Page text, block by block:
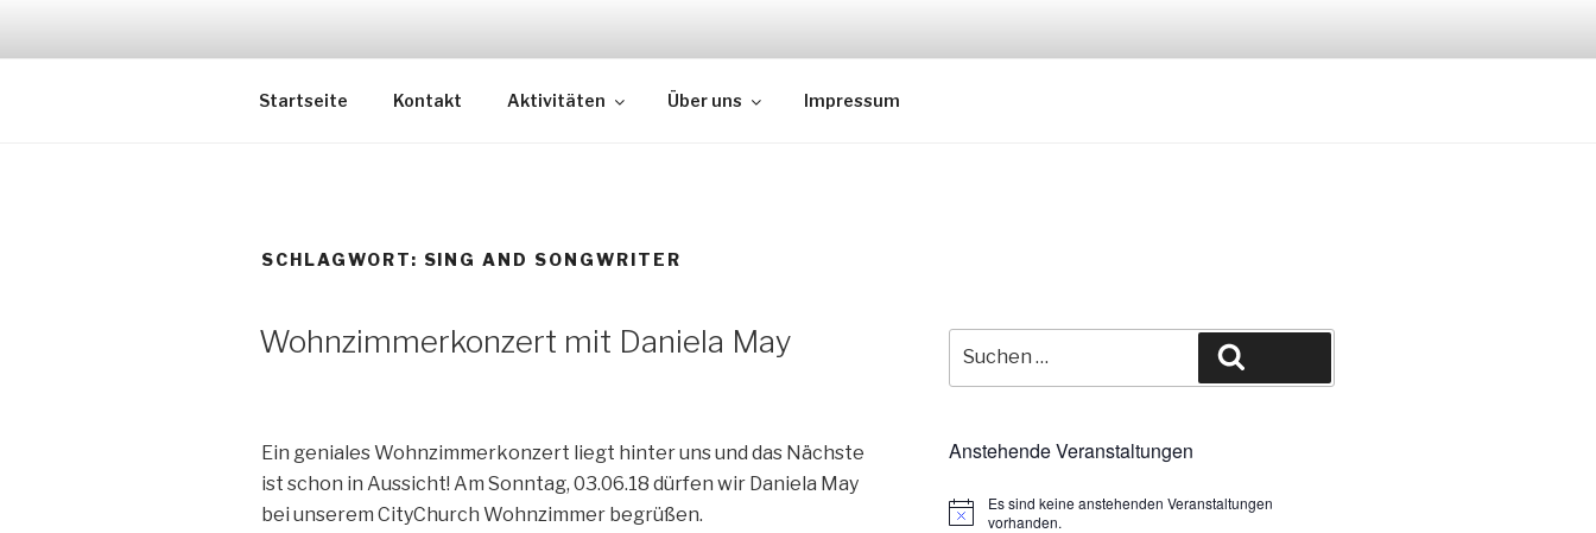
CITYCHURCH FREIBURG
Startseite Kontakt Aktivitäten Über uns Impressum
SCHLAGWORT: SING AND SONGWRITER
Wohnzimmerkonzert mit Daniela May
Ein geniales Wohnzimmerkonzert liegt hinter uns und das Nächste
ist schon in Aussicht! Am Sonntag, 03.06.18 dürfen wir Daniela May
bei unserem CityChurch Wohnzimmer begrüßen.
nach:
Anstehende Veranstaltungen
Es sind keine anstehenden Veranstaltungen
vorhanden.